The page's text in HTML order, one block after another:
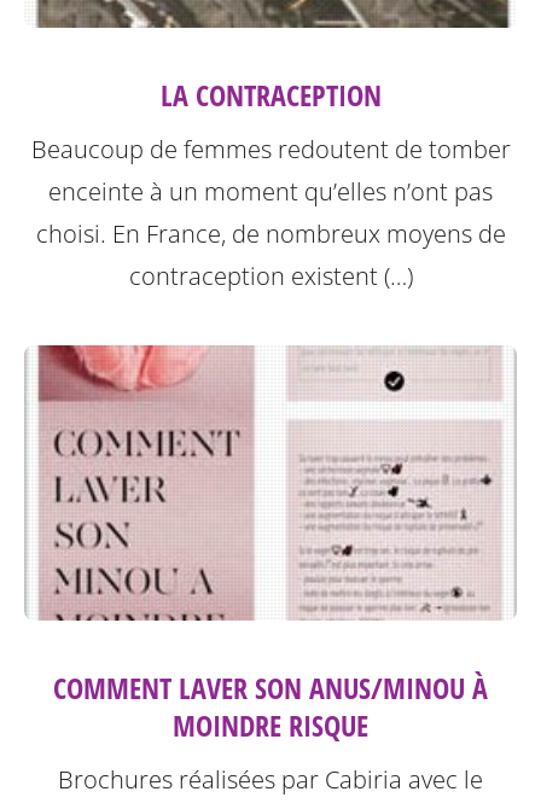
LA CONTRACEPTION
Beaucoup de femmes redoutent de tomber
enceinte à un moment qu’elles n’ont pas
choisi. En France, de nombreux moyens de
contraception existent (…)
COMMENT LAVER SON ANUS/MINOU À
MOINDRE RISQUE
Brochures réalisées par Cabiria avec le